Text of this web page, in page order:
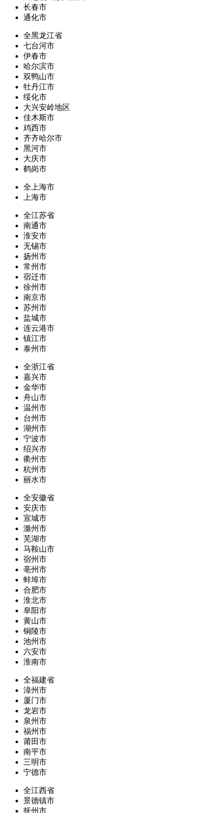
长春市
通化市
全黑龙江省
七台河市
伊春市
哈尔滨市
双鸭山市
牡丹江市
绥化市
大兴安岭地区
佳木斯市
鸡西市
齐齐哈尔市
黑河市
大庆市
鹤岗市
全上海市
上海市
全江苏省
南通市
淮安市
无锡市
扬州市
常州市
宿迁市
徐州市
南京市
苏州市
盐城市
连云港市
镇江市
泰州市
全浙江省
嘉兴市
金华市
舟山市
温州市
台州市
湖州市
宁波市
绍兴市
衢州市
杭州市
丽水市
全安徽省
安庆市
宣城市
滁州市
芜湖市
马鞍山市
宿州市
亳州市
蚌埠市
合肥市
淮北市
阜阳市
黄山市
铜陵市
池州市
六安市
淮南市
全福建省
漳州市
厦门市
龙岩市
泉州市
福州市
莆田市
南平市
三明市
宁德市
全江西省
景德镇市
抚州市